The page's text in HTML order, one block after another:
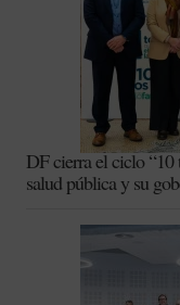
DF cierra el ciclo “10
salud pública y su